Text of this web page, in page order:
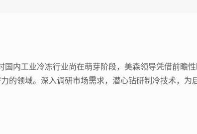
国内工业冷冻行业尚在萌芽阶段，美森领导凭借前瞻
的领域。深入调研市场需求，潜心钻研制冷技术，为